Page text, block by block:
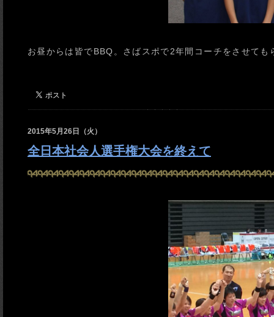
お昼からは皆でBBQ。さばスポで2年間コーチをさせて
2015年5月26日（火）
全日本社会人選手権大会を終えて